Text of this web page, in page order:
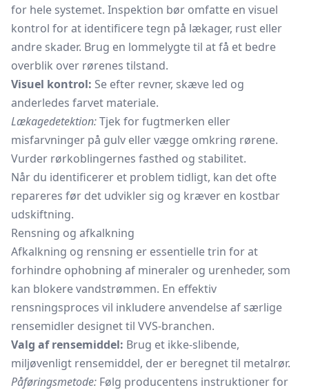
for hele systemet. Inspektion bør omfatte en visuel
kontrol for at identificere tegn på lækager, rust eller
andre skader. Brug en lommelygte til at få et bedre
overblik over rørenes tilstand.
Visuel kontrol: Se efter revner, skæve led og
anderledes farvet materiale.
Lækagedetektion:Tjek for fugtmerken eller
misfarvninger på gulv eller vægge omkring rørene.
Vurder rørkoblingernes fasthed og stabilitet.
Når du identificerer et problem tidligt, kan det ofte
repareres før det udvikler sig og kræver en kostbar
udskiftning.
Rensning og afkalkning
Afkalkning og rensning er essentielle trin for at
forhindre ophobning af mineraler og urenheder, som
kan blokere vandstrømmen. En effektiv
rensningsproces vil inkludere anvendelse af særlige
rensemidler designet til VVS-branchen.
Valg af rensemiddel: Brug et ikke-slibende,
miljøvenligt rensemiddel, der er beregnet til metalrør.
Påføringsmetode: Følg producentens instruktioner for